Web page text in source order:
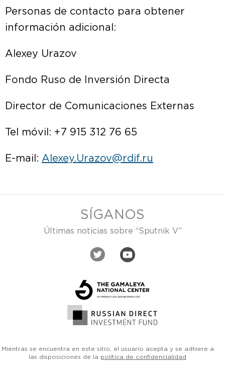
Personas de contacto para obtener
información adicional:
Alexey Urazov
Fondo Ruso de Inversión Directa
Director de Comunicaciones Externas
Tel móvil: +7 915 312 76 65
E-mail: Alexey.Urazov@rdif.ru
SÍGANOS
Últimas noticias sobre “Sputnik V”
Mientras se encuentra en este sitio, el usuario acepta y se adhiere a
las disposiciones de la política de confidencialidad